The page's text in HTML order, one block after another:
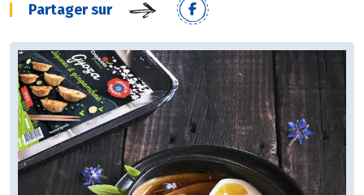
Partager sur